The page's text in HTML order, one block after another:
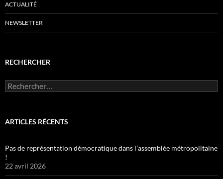
ACTUALITÉ
NEWSLETTER
RECHERCHER
Rechercher :
ARTICLES RÉCENTS
Pas de représentation démocratique dans l’assemblée métropolitaine
!
22 avril 2026